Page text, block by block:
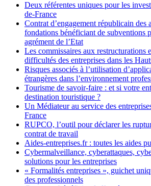
Deux référentes uniques pour les
de-France
Contrat d’engagement républicain des
fondations bénéficiant de subventions
agrément de l’Etat
Les commissaires aux restructurations
difficultés des entreprises dans les
Risques associés à l’utilisation
étrangères dans l’environnement
Tourisme de savoir-faire : et si votre
destination touristique ?
Un Médiateur au service des
France
RUPCO, l’outil pour déclarer les
contrat de travail
Aides-entreprises.fr : toutes les aides
Cybermalveillance, cyberattaques,
solutions pour les entreprises
« Formalités entreprises », guichet
des professionnels